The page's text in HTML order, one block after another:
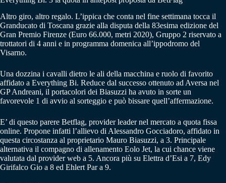
Altro giro, altro regalo. L’ippica che conta nel fine settimana tocca il
Granducato di Toscana grazie alla disputa della 83esima edizione del
Gran Premio Firenze (Euro 66.000, metri 2020), Gruppo 2 riservato a
trottatori di 4 anni e in programma domenica all’ippodromo del
Visarno.
Una dozzina i cavalli dietro le ali della macchina e ruolo di favorito
affidato a Everything Bi. Reduce dal successo ottenuto ad Aversa nel
GP Andreani, il portacolori dei Biasuzzi ha avuto in sorte un
favorevole 1 di avvio al sorteggio e può bissare quell’affermazione.
E’ di questo parere Betflag, provider leader nel mercato a quota fissa
online. Propone infatti l’allievo di Alessandro Gocciadoro, affidato in
questa circostanza al proprietario Mauro Biasuzzi, a 3. Principale
alternativa il compagno di allenamento Eolo Jet, la cui chance viene
valutata dal provider web a 5. Ancora più su Elettra d’Esi a 7, Edy
Girifalco Gio a 8 ed Ehlert Par a 9.